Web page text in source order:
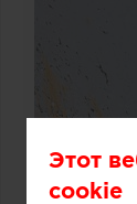
Этот
cookie